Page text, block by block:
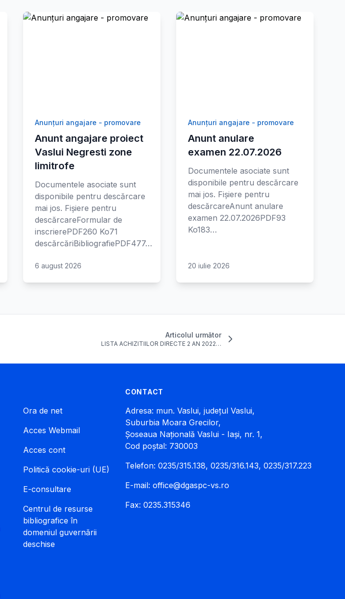
Anunțuri angajare - promovare
Anunt angajare proiect
Vaslui Negresti zone
limitrofe
Documentele asociate sunt
disponibile pentru descărcare
mai jos. Fișiere pentru
descărcareFormular de
inscrierePDF260 Ko71
descărcăriBibliografiePDF477…
6 august 2026
Anunțuri angajare - promovare
Anunt anulare
examen 22.07.2026
Documentele asociate sunt
disponibile pentru descărcare
mai jos. Fișiere pentru
descărcareAnunt anulare
examen 22.07.2026PDF93
Ko183…
20 iulie 2026
Articolul următor
LISTA ACHIZITIILOR DIRECTE 2 AN 2022…
Ora de net
Acces Webmail
Acces cont
Politică cookie-uri (UE)
E-consultare
Centrul de resurse
bibliografice în
domeniul guvernării
deschise
CONTACT
Adresa: mun. Vaslui, județul Vaslui,
Suburbia Moara Grecilor,
Șoseaua Națională Vaslui - Iași, nr. 1,
Cod poștal: 730003
Telefon: 0235/315.138, 0235/316.143, 0235/317.223
E-mail: office@dgaspc-vs.ro
Fax: 0235.315346